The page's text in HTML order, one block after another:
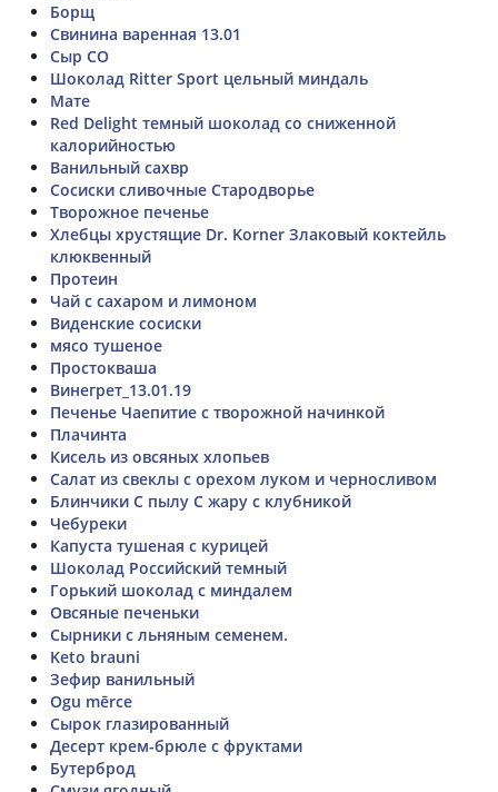
Борщ
Свинина варенная 13.01
Сыр СО
Шоколад Ritter Sport цельный миндаль
Мате
Red Delight темный шоколад со сниженной
калорийностью
Ванильный сахвр
Сосиски сливочные Стародворье
Творожное печенье
Хлебцы хрустящие Dr. Korner Злаковый коктейль
клюквенный
Протеин
Чай с сахаром и лимоном
Виденские сосиски
мясо тушеное
Простокваша
Винегрет_13.01.19
Печенье Чаепитие с творожной начинкой
Плачинта
Кисель из овсяных хлопьев
Салат из свеклы с орехом луком и черносливом
Блинчики С пылу С жару с клубникой
Чебуреки
Капуста тушеная с курицей
Шоколад Российский темный
Горький шоколад с миндалем
Овсяные печеньки
Сырники с льняным семенем.
Keto brauni
Зефир ванильный
Ogu mērce
Сырок глазированный
Десерт крем-брюле с фруктами
Бутерброд